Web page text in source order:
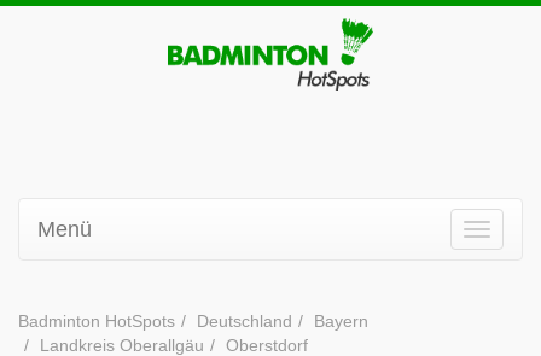
Menü
Badminton HotSpots Deutschland
Bayern
Landkreis Oberallgäu
Oberstdorf